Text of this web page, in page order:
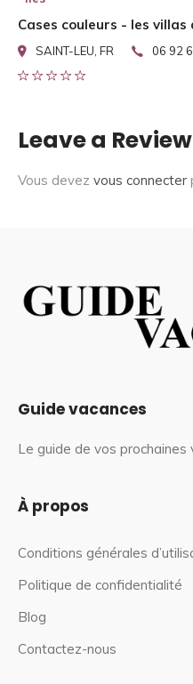
Cases couleurs - les villas
SAINT-LEU, FR 06 92
Leave a Review
Vous devez vous connecter
Guide vacances
Le guide de vos prochaines
À propos
Conditions générales
Politique de confidentialité
Blog
Contactez-nous